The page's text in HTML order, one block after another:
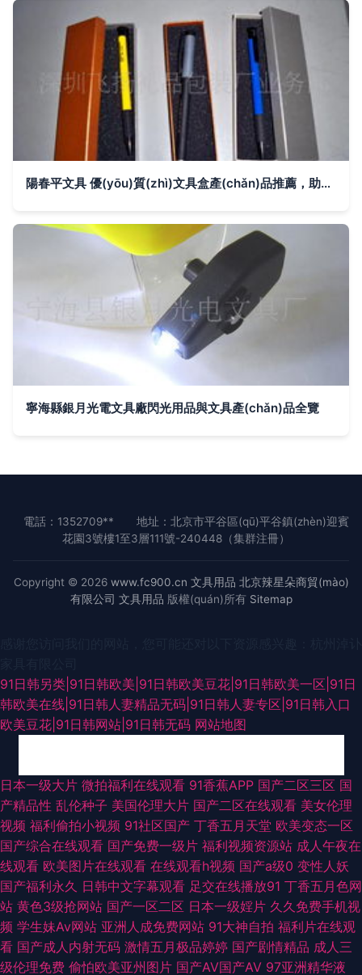
陽春平文具 優(yōu)質(zhì)文具盒產(chǎn)品推薦，助力學(xué)習(xí)與辦公
寧海縣銀月光電文具廠閃光用品與文具產(chǎn)品全覽
電話：1352709**
地址：北京市平谷區(qū)平谷鎮(zhèn)迎賓
花園3號樓1至3層111號-240448（集群注冊）
Copyright © 2026 www.fc900.cn 文具用品 北京辣星朵商貿(mào)
有限公司 文具用品 版權(quán)所有 Sitemap
91日韩另类|91日韩欧美|91日韩欧美豆花|91日韩欧美一区|91日
韩欧美在线|91日韩人妻精品无码|91日韩人妻专区|91日韩入口
欧美豆花|91日韩网站|91日韩无码 网站地图
狼友日撸 香蕉在线观看视频 国产日韩久久影院 人人操操人人爽爽 日韩中文
欧美网 亚洲动态色图 91福利导航 99微拍 国产黄色电影网 精品国产日产欧美
青青草肏屄视频 午夜福利AV影片 综合激情导航大全 超碰蜜桃 国产午夜精品
福利 久久AV资源网 美女喷水网址 91人妻在线视频 成人猛猛av 国产日韩伦
理 老湿机福利看片 欧美中字中文字幕 2026国产精品 av一二三 成人五区 国
日本一级大片 微拍福利在线观看 91香蕉APP 国产二区三区 国
产精品性 乱伦种子 美国伦理大片 国产二区在线观看 美女伦理
视频 福利偷拍小视频 91社区国产 丁香五月天堂 欧美变态一区
国产综合在线观看 国产免费一级片 福利视频资源站 成人午夜在
线观看 欧美图片在线观看 在线观看h视频 国产a级0 变性人妖
国产福利永久 日韩中文字幕观看 足交在线播放91 丁香五月色网
站 黄色3级抢网站 国产一区二区 日本一级婬片 久久免费手机视
频 学生妹Av网站 亚洲人成免费网站 91大神自拍 福利片在线观
看 国产成人内射无码 激情五月极品婷婷 国产剧情精品 成人三
级伦理免费 偷怕欧美亚州图片 国产AV国产AV 97亚洲精华液